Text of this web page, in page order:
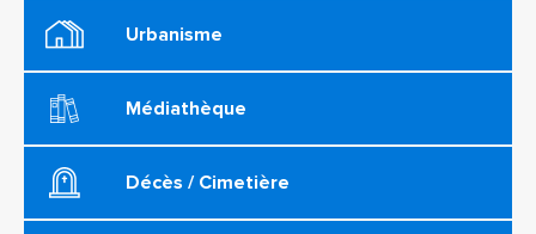
Urbanisme
Médiathèque
Décès / Cimetière